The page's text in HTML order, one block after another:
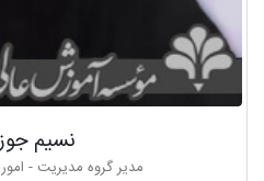
نسیم
مدیر گروه مدیریت -